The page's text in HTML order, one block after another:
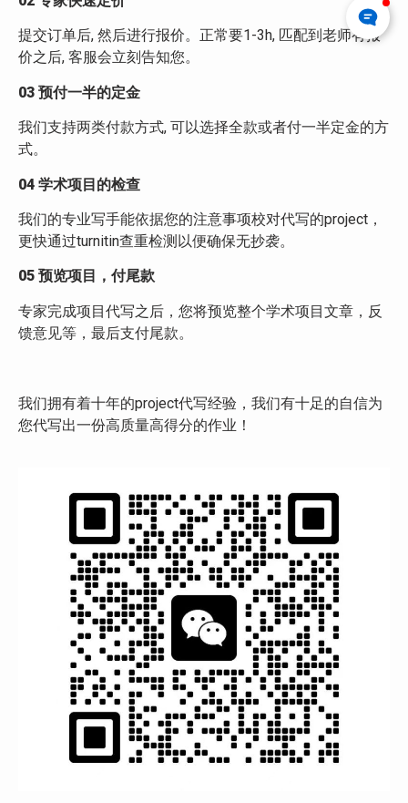
提交订单后, 然后进行报价。正常要1-3h, 匹配到老师有报
价之后, 客服会立刻告知您。
03 预付一半的定金
我们支持两类付款方式, 可以选择全款或者付一半定金的方
式。
04 学术项目的检查
我们的专业写手能依据您的注意事项校对代写的project，
更快通过turnitin查重检测以便确保无抄袭。
05 预览项目 ，付尾款
专家完成项目代写之后，您将预览整个学术项目文章，反
馈意见等，最后支付尾款。
我们拥有着十年的project代写经验，我们有十足的自信为
您代写出一份高质量高得分的作业！